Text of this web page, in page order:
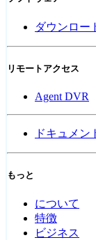
ダウンロー
リモートアクセス
Agent DVR
ドキュメン
もっと
について
特徴
ビジネス